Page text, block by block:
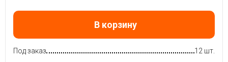
В корзину
Под заказ 12 шт.